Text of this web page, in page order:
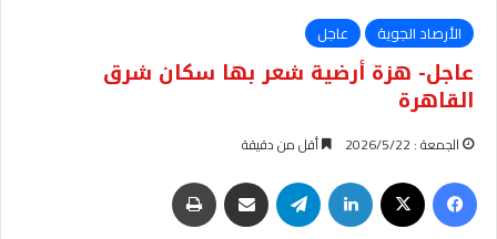
الأرصاد الجوية
عاجل
عاجل- هزة أرضية شعر بها سكان شرق
القاهرة
الجمعة : 2026/5/22 أقل من دقيقة
فيسبوك لينكدإن تيلقرام مشاركة عبر البريد